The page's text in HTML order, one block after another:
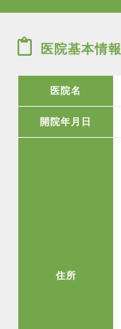
医院基本情報
医院名
開院年月日
住所